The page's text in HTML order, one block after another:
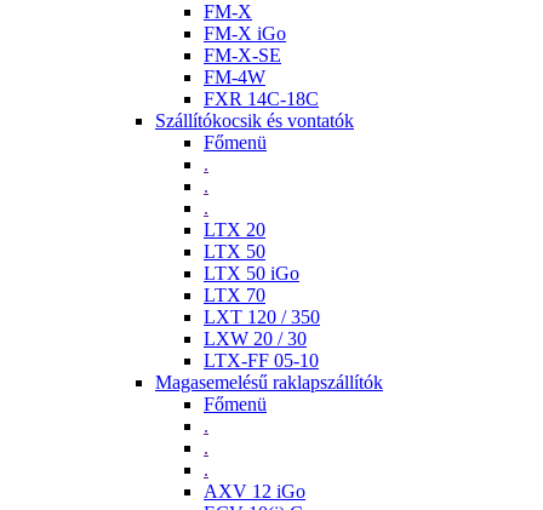
FM-X
FM-X iGo
FM-X-SE
FM-4W
FXR 14C-18C
Szállítókocsik és vontatók
Főmenü
.
.
.
LTX 20
LTX 50
LTX 50 iGo
LTX 70
LXT 120 / 350
LXW 20 / 30
LTX-FF 05-10
Magasemelésű raklapszállítók
Főmenü
.
.
.
AXV 12 iGo